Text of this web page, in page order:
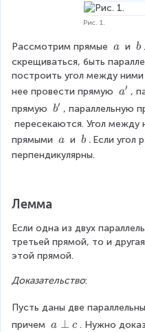
p
e
p
b
Рис. 1.
Рассмотрим прямые \
\
a
a и \
\
b
b
скрещиваться, быть
построить угол между
нее провести прямую a
'
a′ ,
прямую b
'
b′ , параллельную
пересекаются. Угол между
прямыми \
\
a и \
\
b . Если угол
перпендикулярны.
Лемма
Если одна из двух
третьей прямой, то и
этой прямой.
Доказательство:
Пусть даны две
причем a
a ⊥ c . Нужно